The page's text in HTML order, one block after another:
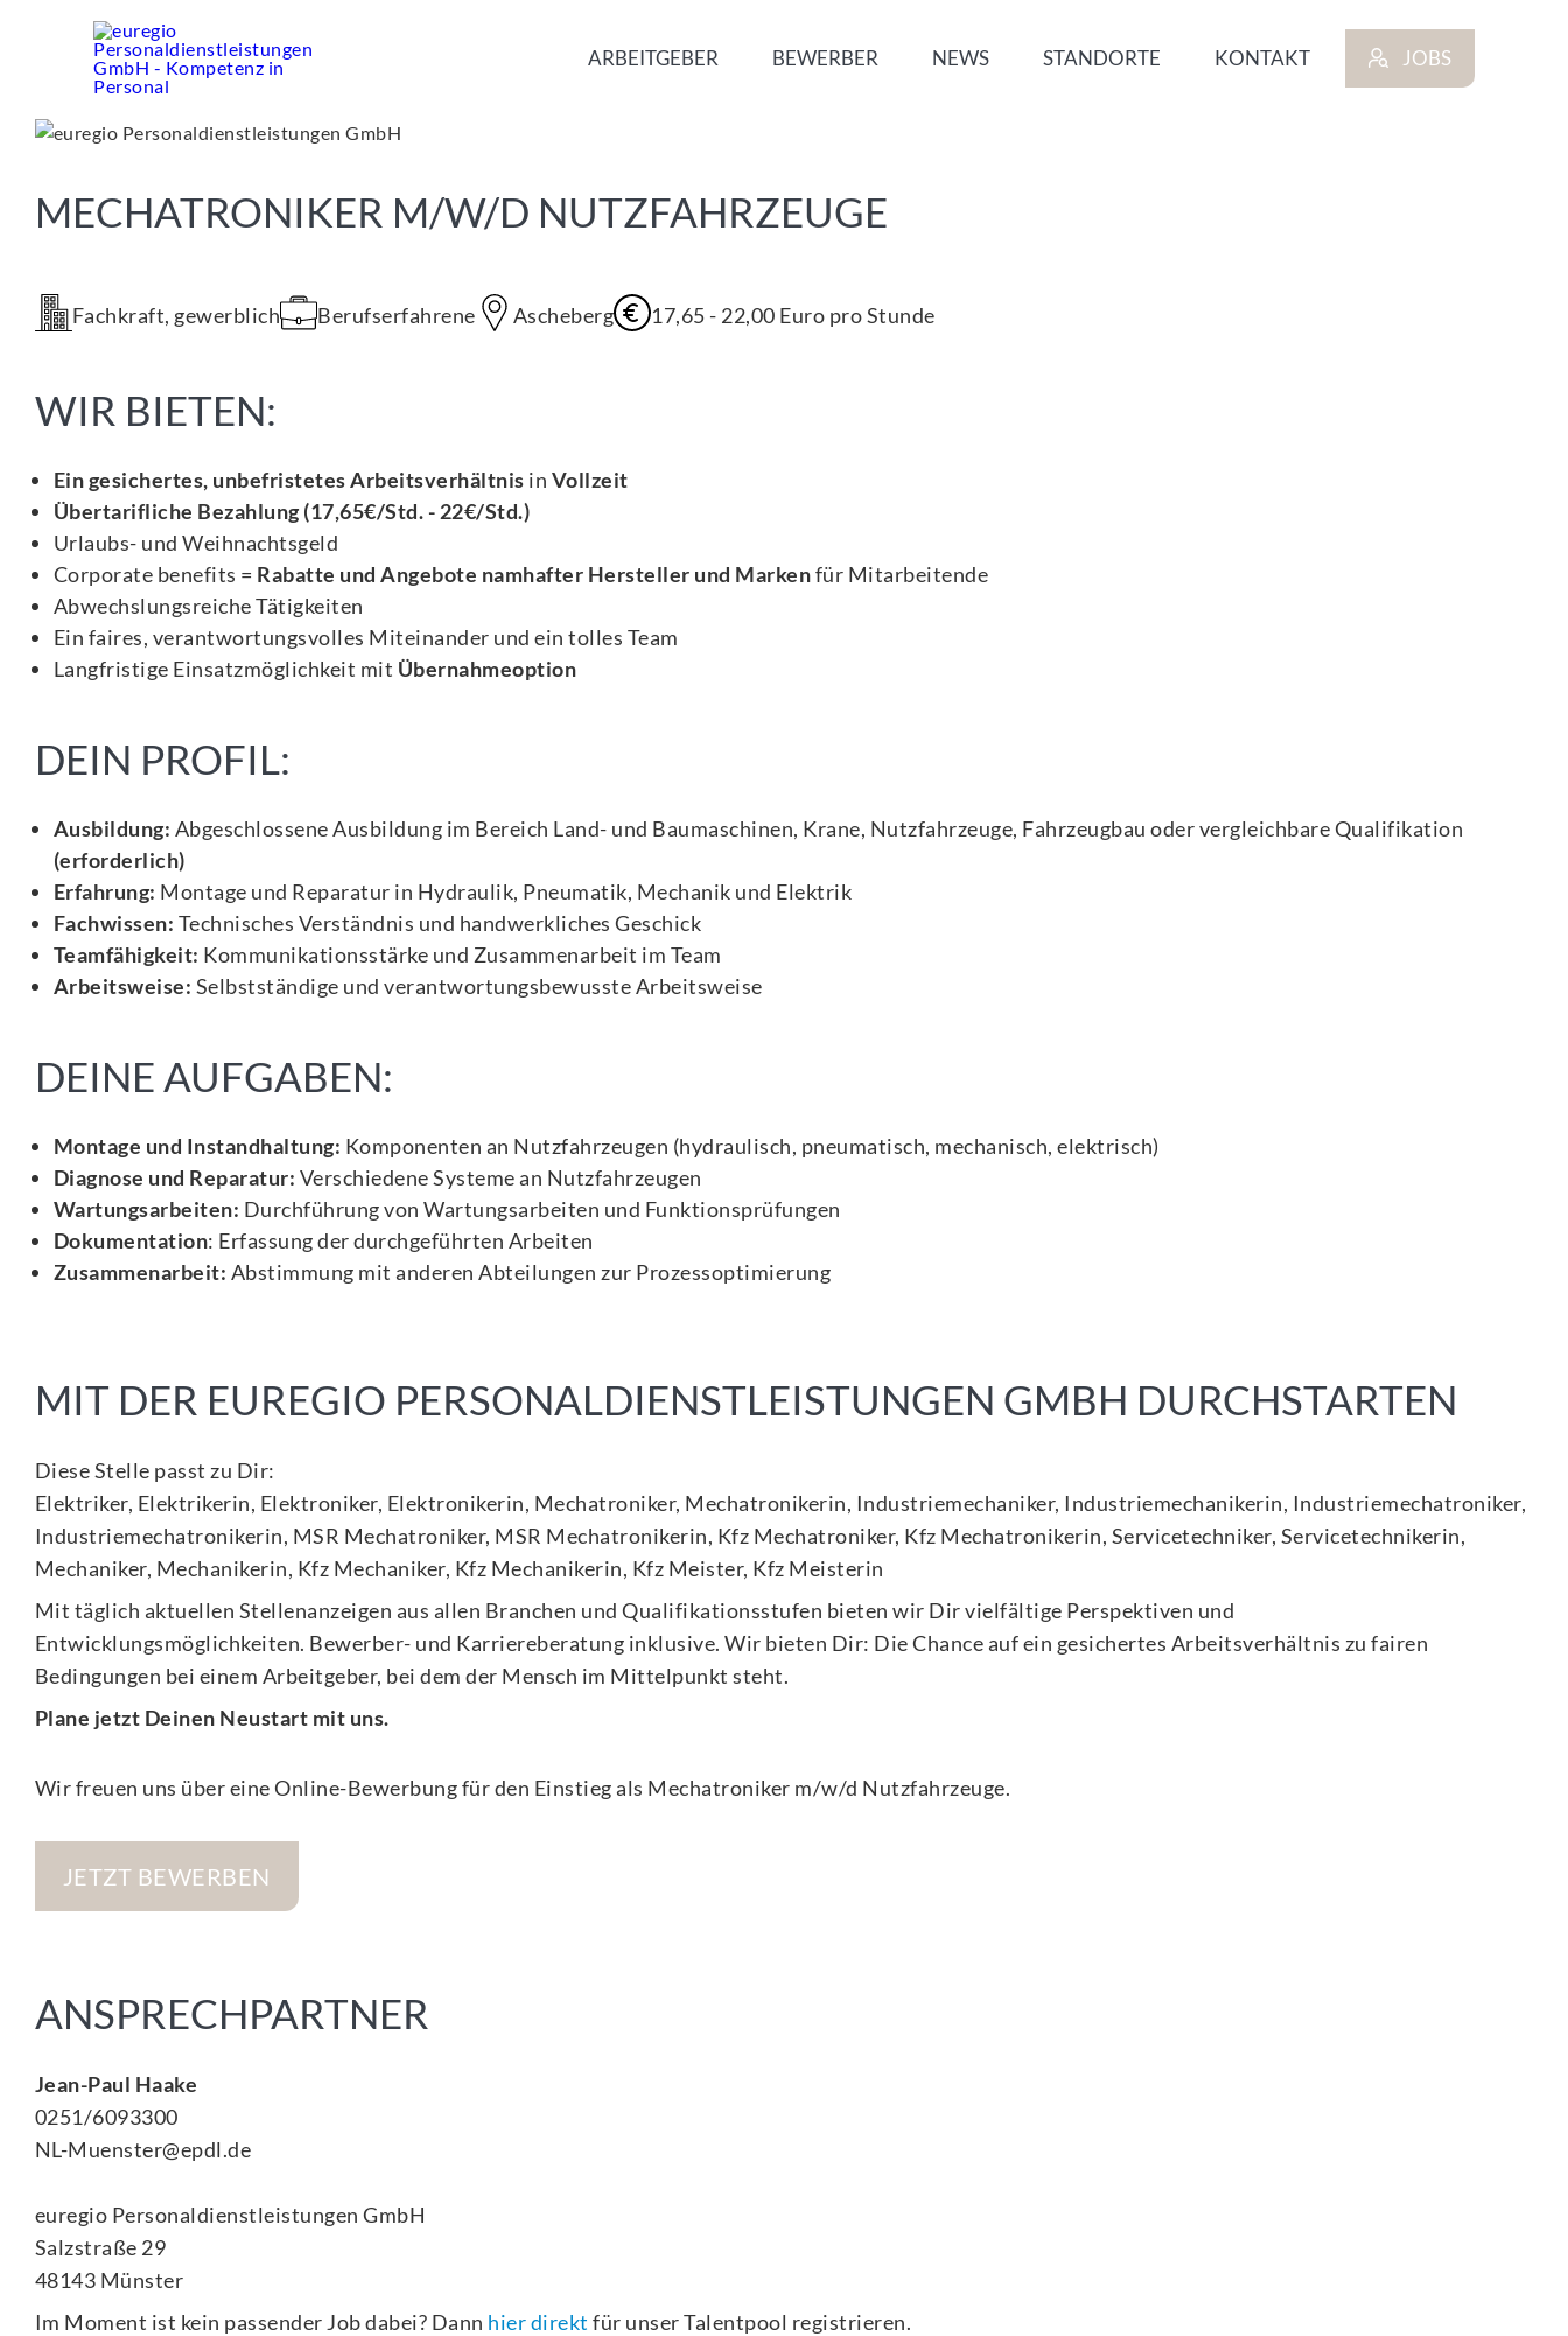
ARBEITGEBER BEWERBER NEWS STANDORTE KONTAKT JOBS
MECHATRONIKER M/W/D NUTZFAHRZEUGE
Fachkraft, gewerblich Berufserfahrene Ascheberg 17,65 - 22,00 Euro pro Stunde
WIR BIETEN:
Ein gesichertes, unbefristetes Arbeitsverhältnis in Vollzeit
Übertarifliche Bezahlung (17,65€/Std. - 22€/Std.)
Urlaubs- und Weihnachtsgeld
Corporate benefits = Rabatte und Angebote namhafter Hersteller und Markenfür Mitarbeitende
Abwechslungsreiche Tätigkeiten
Ein faires, verantwortungsvolles Miteinander und ein tolles Team
Langfristige Einsatzmöglichkeit mit Übernahmeoption
DEIN PROFIL:
Ausbildung: Abgeschlossene Ausbildung im Bereich Land- und Baumaschinen, Krane, Nutzfahrzeuge, Fahrzeugbau oder vergleichbare Qualifikation
(erforderlich)
Erfahrung: Montage und Reparatur in Hydraulik, Pneumatik, Mechanik und Elektrik
Fachwissen: Technisches Verständnis und handwerkliches Geschick
Teamfähigkeit: Kommunikationsstärke und Zusammenarbeit im Team
Arbeitsweise: Selbstständige und verantwortungsbewusste Arbeitsweise
DEINE AUFGABEN:
Montage und Instandhaltung: Komponenten an Nutzfahrzeugen (hydraulisch, pneumatisch, mechanisch, elektrisch)
Diagnose und Reparatur: Verschiedene Systeme an Nutzfahrzeugen
Wartungsarbeiten: Durchführung von Wartungsarbeiten und Funktionsprüfungen
Dokumentation: Erfassung der durchgeführten Arbeiten
Zusammenarbeit: Abstimmung mit anderen Abteilungen zur Prozessoptimierung
MIT DER EUREGIO PERSONALDIENSTLEISTUNGEN GMBH DURCHSTARTEN
Diese Stelle passt zu Dir:
Elektriker, Elektrikerin, Elektroniker, Elektronikerin, Mechatroniker, Mechatronikerin, Industriemechaniker, Industriemechanikerin, Industriemechatroniker,
Industriemechatronikerin, MSR Mechatroniker, MSR Mechatronikerin, Kfz Mechatroniker, Kfz Mechatronikerin, Servicetechniker, Servicetechnikerin,
Mechaniker, Mechanikerin, Kfz Mechaniker, Kfz Mechanikerin, Kfz Meister, Kfz Meisterin
Mit täglich aktuellen Stellenanzeigen aus allen Branchen und Qualifikationsstufen bieten wir Dir vielfältige Perspektiven und
Entwicklungsmöglichkeiten. Bewerber- und Karriereberatung inklusive. Wir bieten Dir: Die Chance auf ein gesichertes Arbeitsverhältnis zu fairen
Bedingungen bei einem Arbeitgeber, bei dem der Mensch im Mittelpunkt steht.
Plane jetzt Deinen Neustart mit uns.
Wir freuen uns über eine Online-Bewerbung für den Einstieg als Mechatroniker m/w/d Nutzfahrzeuge.
JETZT BEWERBEN
ANSPRECHPARTNER
Jean-Paul Haake
0251/6093300
NL-Muenster@epdl.de
euregio Personaldienstleistungen GmbH
Salzstraße 29
48143 Münster
Im Moment ist kein passender Job dabei? Dann hier direktfür unser Talentpool registrieren.